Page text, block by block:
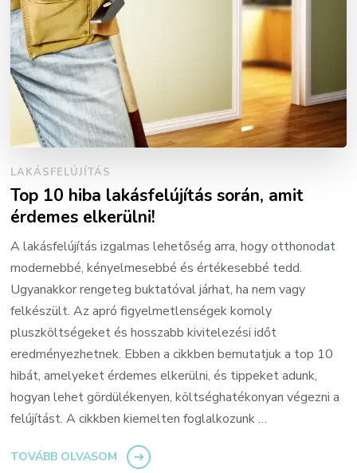
LAKÁSFELÚJÍTÁS
Top 10 hiba lakásfelújítás során, amit
érdemes elkerülni!
A lakásfelújítás izgalmas lehetőség arra, hogy otthonodat
modernebbé, kényelmesebbé és értékesebbé tedd.
Ugyanakkor rengeteg buktatóval járhat, ha nem vagy
felkészült. Az apró figyelmetlenségek komoly
pluszköltségeket és hosszabb kivitelezési időt
eredményezhetnek. Ebben a cikkben bemutatjuk a top 10
hibát, amelyeket érdemes elkerülni, és tippeket adunk,
hogyan lehet gördülékenyen, költséghatékonyan végezni a
felújítást. A cikkben kiemelten foglalkozunk …
TOVÁBB OLVASOM